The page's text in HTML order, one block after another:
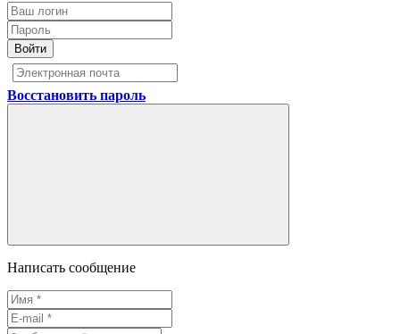
Войти
Восстановить пароль
Написать сообщение